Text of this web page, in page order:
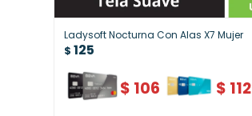
Ladysoft Nocturna Con Alas X7 Mujer
$ 125
$ 106 $ 112